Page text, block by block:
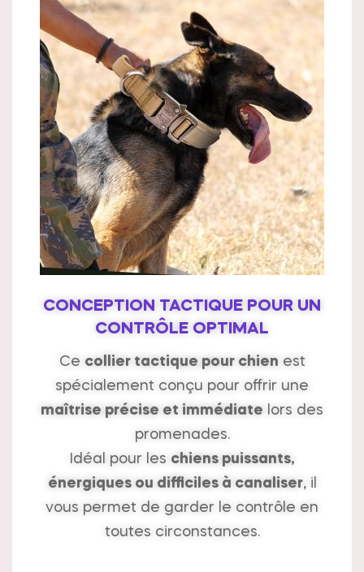
CONCEPTION TACTIQUE POUR UN
CONTRÔLE OPTIMAL
Ce collier tactique pour chien est
spécialement conçu pour offrir une
maîtrise précise et immédiate lors des
promenades.
Idéal pour les chiens puissants,
énergiques ou difficiles à canaliser, il
vous permet de garder le contrôle en
toutes circonstances.